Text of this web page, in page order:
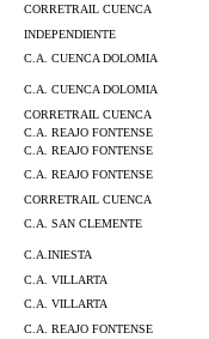
CORRETRAIL CUENCA
INDEPENDIENTE
C.A. CUENCA DOLOMIA
C.A. CUENCA DOLOMIA
CORRETRAIL CUENCA
C.A. REAJO FONTENSE
C.A. REAJO FONTENSE
C.A. REAJO FONTENSE
CORRETRAIL CUENCA
C.A. SAN CLEMENTE
C.A.INIESTA
C.A. VILLARTA
C.A. VILLARTA
C.A. REAJO FONTENSE